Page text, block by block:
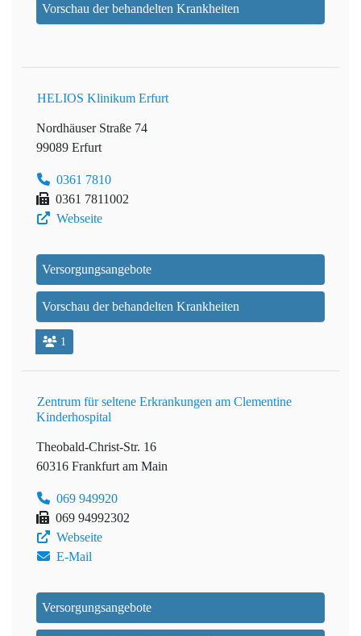
Vorschau der behandelten Krankheiten
HELIOS Klinikum Erfurt
Nordhäuser Straße 74
99089 Erfurt
0361 7810
0361 7811002
Webseite
Versorgungsangebote
Vorschau der behandelten Krankheiten
1
Zentrum für seltene Erkrankungen am Clementine
Kinderhospital
Theobald-Christ-Str. 16
60316 Frankfurt am Main
069 949920
069 94992302
Webseite
E-Mail
Versorgungsangebote